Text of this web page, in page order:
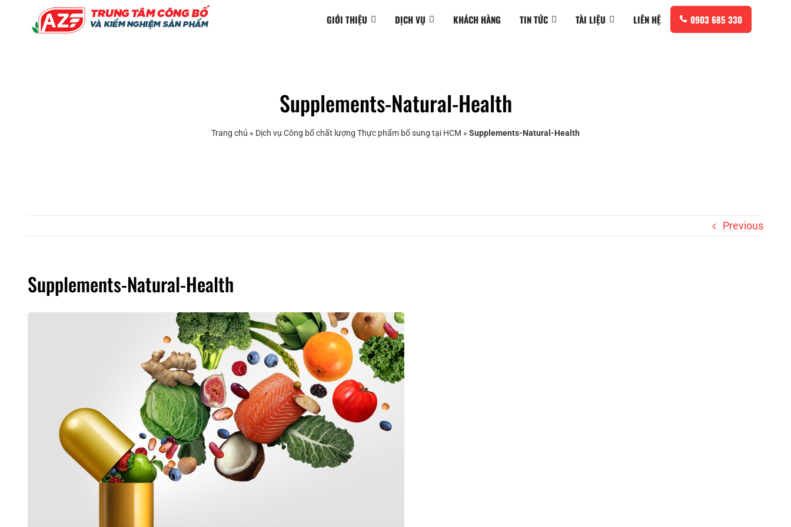
GIỚI THIỆU DỊCH VỤ KHÁCH HÀNG TIN TỨC TÀI LIỆU LIÊN HỆ 0903 685 330
Supplements-Natural-Health
Trang chủ » Dịch vụ Công bố chất lượng Thực phẩm bổ sung tại HCM » Supplements-Natural-Health
Previous
Supplements-Natural-Health